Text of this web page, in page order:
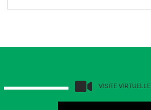
VISITE VIRTUELLE